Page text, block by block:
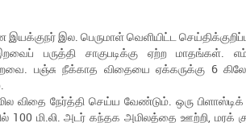
இல. பெருமாள் வெளியிட்ட
பருத்தி சாகுபடிக்கு ஏற்ற மாதங்கள்.
பஞ்சு நீக்காத விதையை ஏக்கருக்கு 6
விதை நேர்த்தி செய்ய வேண்டும். ஒரு பிளாஸ்டிக்
100 மி.லி. அடர் கந்தக அமிலத்தை ஊற்றி, மரக்